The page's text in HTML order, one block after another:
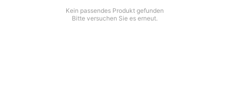
Kein passendes Produkt gefunden
Bitte versuchen Sie es erneut.